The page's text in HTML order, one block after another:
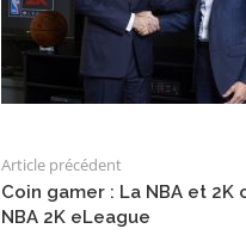
Article précédent
Coin gamer : La NBA et 2K
NBA 2K eLeague